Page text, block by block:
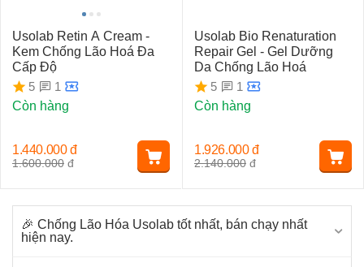
🎉 Chống Lão Hóa Usolab tốt nhất, bán chạy nhất
hiện nay.
Usolab Retin A Cream -
Kem Chống Lão Hoá Đa
Cấp Độ
5
1
Còn hàng
1.600.000 đ
1.440.000 đ
Usolab Bio Renaturation
Repair Gel - Gel Dưỡng
Da Chống Lão Hoá
5
1
Còn hàng
2.140.000 đ
1.926.000 đ